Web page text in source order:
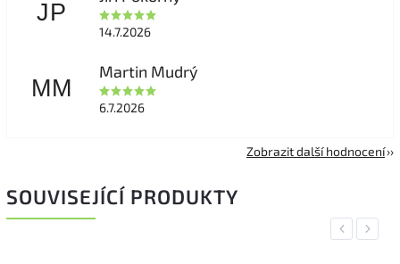
JP
14.7.2026
MM
Martin Mudrý
6.7.2026
Zobrazit další hodnocení
SOUVISEJÍCÍ PRODUKTY
Previous
Next